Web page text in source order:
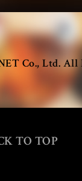
Gent
東京 大手町
Co., Ltd. All
TO TOP